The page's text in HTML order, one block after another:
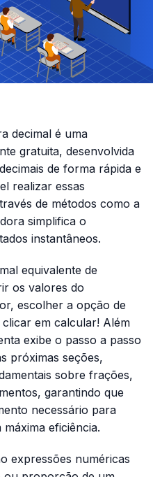
decimal é uma
gratuita, desenvolvida
de forma rápida e
realizar essas
de métodos como a
simplifica o
instantâneos.
equivalente de
os valores do
escolher a opção de
em calcular! Além
exibe o passo a passo
próximas seções,
sobre frações,
garantindo que
necessário para
eficiência.
expressões numéricas